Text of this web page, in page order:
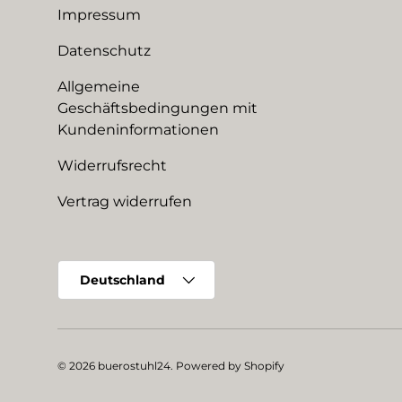
Impressum
Datenschutz
Allgemeine
Geschäftsbedingungen mit
Kundeninformationen
Widerrufsrecht
Vertrag widerrufen
Deutschland
© 2026 buerostuhl24. Powered by Shopify